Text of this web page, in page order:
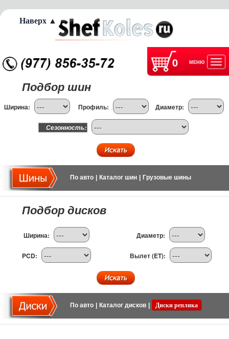
0 МЕНЮ
Подбор шин
Ширина: Профиль: Диаметр:
Сезонность:
По авто Каталог шин Грузовые шины
Подбор дисков
Ширина: Диаметр:
PCD: Вылет (ET):
По авто Каталог дисков Диски реплика
Наверх ▲